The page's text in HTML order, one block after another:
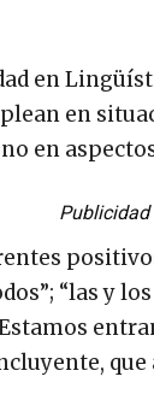
en
en
en
Publicidad
“las y
que